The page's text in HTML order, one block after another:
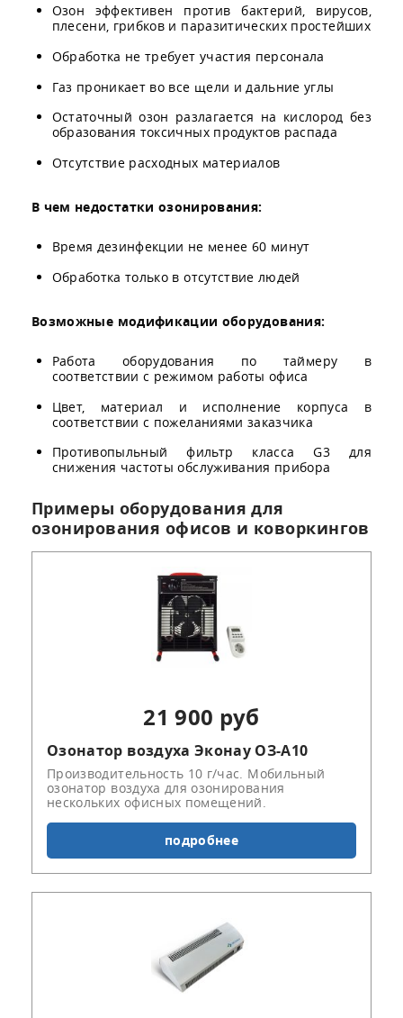
Озон эффективен против бактерий, вирусов,
плесени, грибков и паразитических простейших
Обработка не требует участия персонала
Газ проникает во все щели и дальние углы
Остаточный озон разлагается на кислород без
образования токсичных продуктов распада
Отсутствие расходных материалов
В чем недостатки озонирования:
Время дезинфекции не менее 60 минут
Обработка только в отсутствие людей
Возможные модификации оборудования:
Работа оборудования по таймеру в
соответствии с режимом работы офиса
Цвет, материал и исполнение корпуса в
соответствии с пожеланиями заказчика
Противопыльный фильтр класса G3 для
снижения частоты обслуживания прибора
Примеры оборудования для
озонирования офисов и коворкингов
21 900 руб
Озонатор воздуха Эконау ОЗ-А10
Производительность 10 г/час. Мобильный
озонатор воздуха для озонирования
нескольких офисных помещений.
подробнее